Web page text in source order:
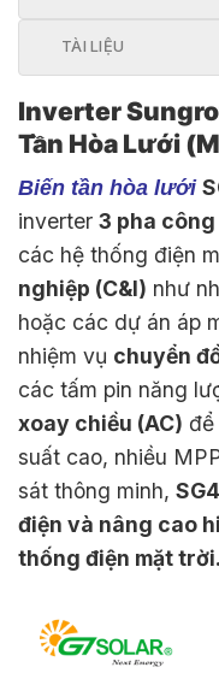
TÀI LIỆU
Inverter
Tần Hòa Lưới
Biến tần hòa lưới
inverter 3 pha
các hệ thống điện
nghiệp (C&I) như
hoặc các dự án áp
nhiệm vụ chuyển
các tấm pin năng
xoay chiều (AC)
suất cao, nhiều
sát thông minh,
điện và nâng cao
thống điện mặt trời.